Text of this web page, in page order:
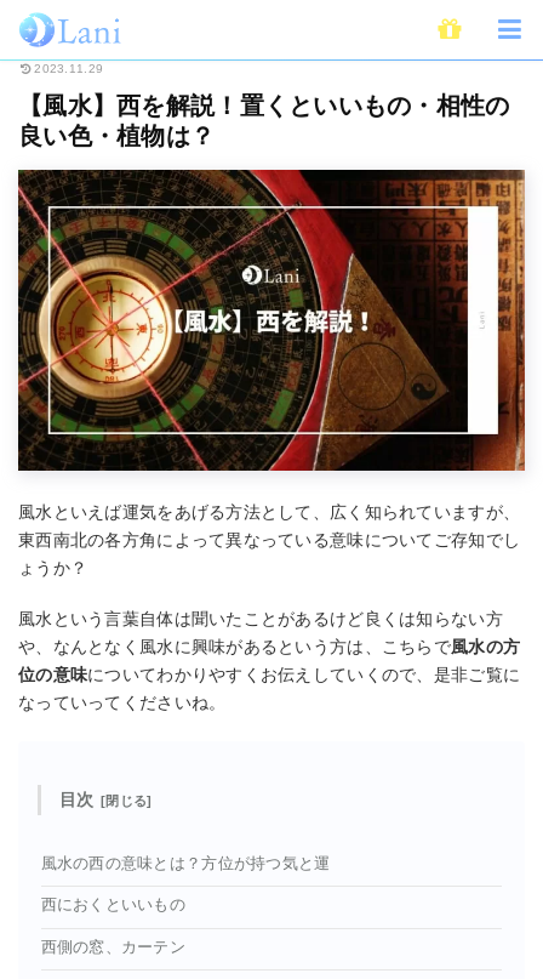
ホーム 占い 【風水】西を解説！置くといいもの・相性の良い色・
2023.11.29
【風水】西を解説！置くといいもの・相性の
良い色・植物は？
風水といえば運気をあげる方法として、広く知られていますが、
東西南北の各方角によって異なっている意味についてご存知でし
ょうか？
風水という言葉自体は聞いたことがあるけど良くは知らない方
や、なんとなく風水に興味があるという方は、こちらで風水の方
位の意味についてわかりやすくお伝えしていくので、是非ご覧に
なっていってくださいね。
目次
風水の西の意味とは？方位が持つ気と運
西におくといいもの
西側の窓、カーテン